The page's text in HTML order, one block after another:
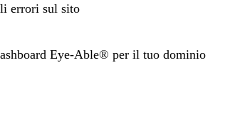
errori sul sito
Eye-Able® per il tuo dominio